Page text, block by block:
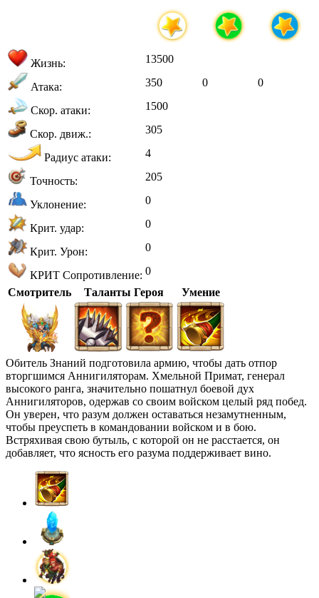
Жизнь: 13500
Атака: 350 0 0
Скор. атаки: 1500
Скор. движ.: 305
Радиус атаки: 4
Точность: 205
Уклонение: 0
Крит. удар: 0
Крит. Урон: 0
КРИТ Сопротивление: 0
Смотритель
Таланты Героя Умение
Обитель Знаний подготовила армию, чтобы дать отпор
вторгшимся Аннигиляторам. Хмельной Примат, генерал
высокого ранга, значительно пошатнул боевой дух
Аннигиляторов, одержав со своим войском целый ряд побед.
Он уверен, что разум должен оставаться незамутненным,
чтобы преуспеть в командовании войском и в бою.
Встряхивая свою бутыль, с которой он не расстается, он
добавляет, что ясность его разума поддерживает вино.